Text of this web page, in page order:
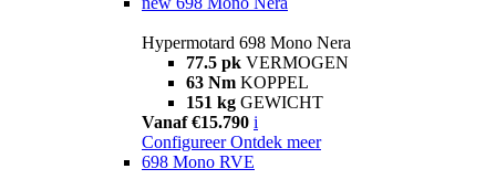
Hypermotard 698 Mono Nera
77.5 pk VERMOGEN
63 Nm KOPPEL
151 kg GEWICHT
Vanaf €15.790 i
Configureer Ontdek meer
698 Mono RVE